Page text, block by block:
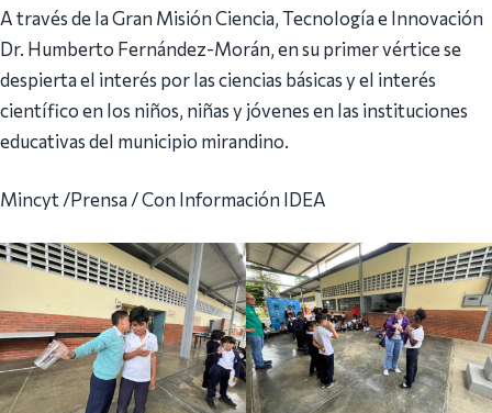
A través de la Gran Misión Ciencia, Tecnología e Innovación
Dr. Humberto Fernández-Morán, en su primer vértice se
despierta el interés por las ciencias básicas y el interés
científico en los niños, niñas y jóvenes en las instituciones
educativas del municipio mirandino.
Mincyt /Prensa / Con Información IDEA